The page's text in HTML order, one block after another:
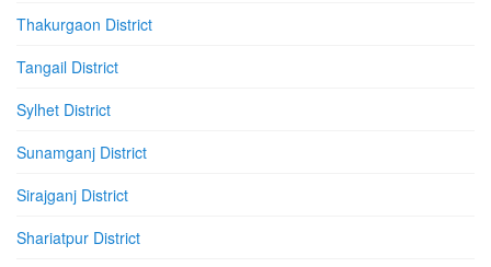
Thakurgaon District
Tangail District
Sylhet District
Sunamganj District
Sirajganj District
Shariatpur District